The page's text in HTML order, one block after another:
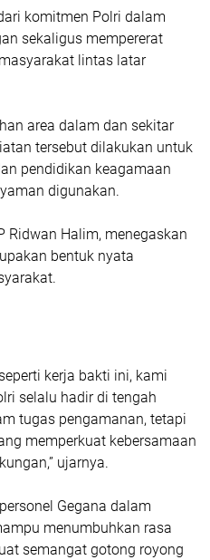
komitmen Polri dalam
sekaligus mempererat
lintas latar
area dalam dan sekitar
tersebut dilakukan untuk
pendidikan keagamaan
digunakan.
Ridwan Halim, menegaskan
bentuk nyata
kerja bakti ini, kami
selalu hadir di tengah
tugas pengamanan, tetapi
memperkuat kebersamaan
ujarnya.
Gegana dalam
menumbuhkan rasa
semangat gotong royong